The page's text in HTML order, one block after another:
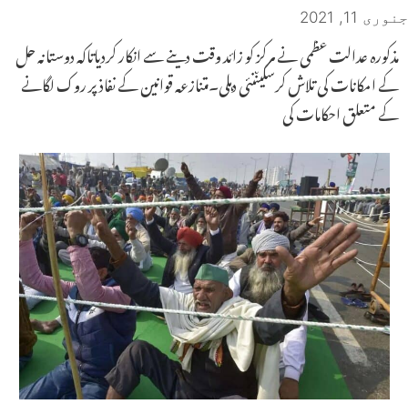
جنوری 11, 2021
مذکورہ عدالت عظمی نے مرکز کو زائد وقت دینے سے انکار کردیاتاکہ دوستانہ حل
کے امکانات کی تلاش کرسکیںنئی دہلی۔متنازعہ قوانین کے نفاذ پر روک لگانے
کے متعلق احکامات کی